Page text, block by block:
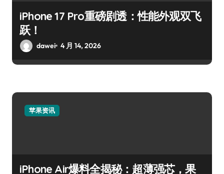
iPhone 17 Pro重磅剧透：性能外观双飞
跃！
dawei 4 月 14, 2026
苹果资讯
iPhone Air爆料全揭秘：超薄强芯，果